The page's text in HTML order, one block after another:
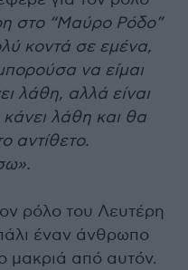
στο “Μαύρο Ρόδο”
κοντά σε εμένα,
να είμαι
λάθη, αλλά είναι
λάθη και θα
αντίθετο.
ρόλο του Λευτέρη
έναν άνθρωπο
μακριά από αυτόν.